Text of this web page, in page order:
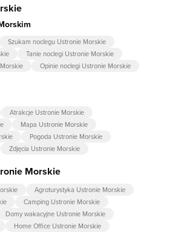
Szukam noclegu Ustronie Morskie
Tanie noclegi Ustronie Morskie
Opinie noclegi Ustronie Morskie
Atrakcje Ustronie Morskie
Mapa Ustronie Morskie
Pogoda Ustronie Morskie
Zdjęcia Ustronie Morskie
Morskie
Agroturystyka Ustronie Morskie
Camping Ustronie Morskie
Domy wakacyjne Ustronie Morskie
Home Office Ustronie Morskie